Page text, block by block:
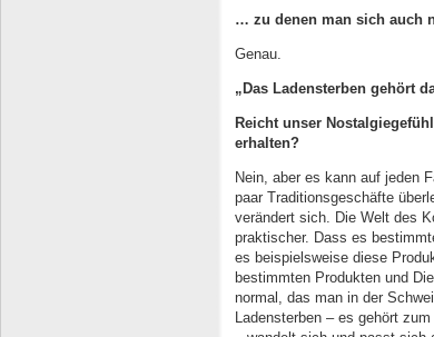
… zu denen man sich auch
Genau.
„Das Ladensterben gehört
Reicht unser
erhalten?
Nein, aber es kann auf jeden
paar Traditionsgeschäfte
verändert sich. Die Welt des
praktischer. Dass es
es beispielsweise diese
bestimmten Produkten und
normal, das man in der
Ladensterben – es gehört